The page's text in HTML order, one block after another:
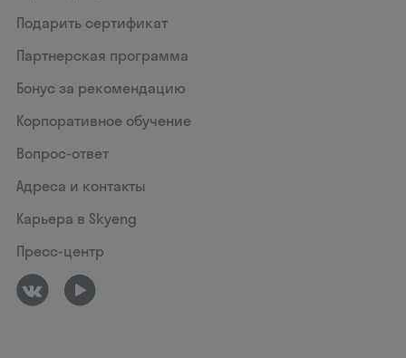
Подарить сертификат
Партнерская программа
Бонус за рекомендацию
Корпоративное обучение
Вопрос-ответ
Адреса и контакты
Карьера в Skyeng
Пресс-центр